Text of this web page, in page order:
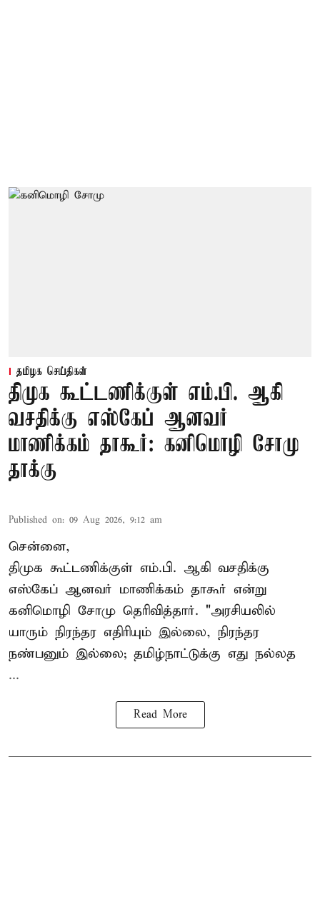
தமிழக செய்திகள்
திமுக கூட்டணிக்குள் எம்.பி. ஆகி
வசதிக்கு எஸ்கேப் ஆனவர்
மாணிக்கம் தாகூர்: கனிமொழி சோமு
தாக்கு
Published on: 09 Aug 2026, 9:12 am
சென்னை,
திமுக கூட்டணிக்குள் எம்.பி. ஆகி வசதிக்கு
எஸ்கேப் ஆனவர் மாணிக்கம் தாகூர் என்று
கனிமொழி சோமு தெரிவித்தார். "அரசியலில்
யாரும் நிரந்தர எதிரியும் இல்லை, நிரந்தர
நண்பனும் இல்லை; தமிழ்நாட்டுக்கு எது நல்லத
...
Read More